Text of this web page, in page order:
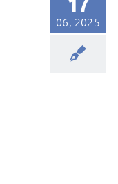
06, 2025